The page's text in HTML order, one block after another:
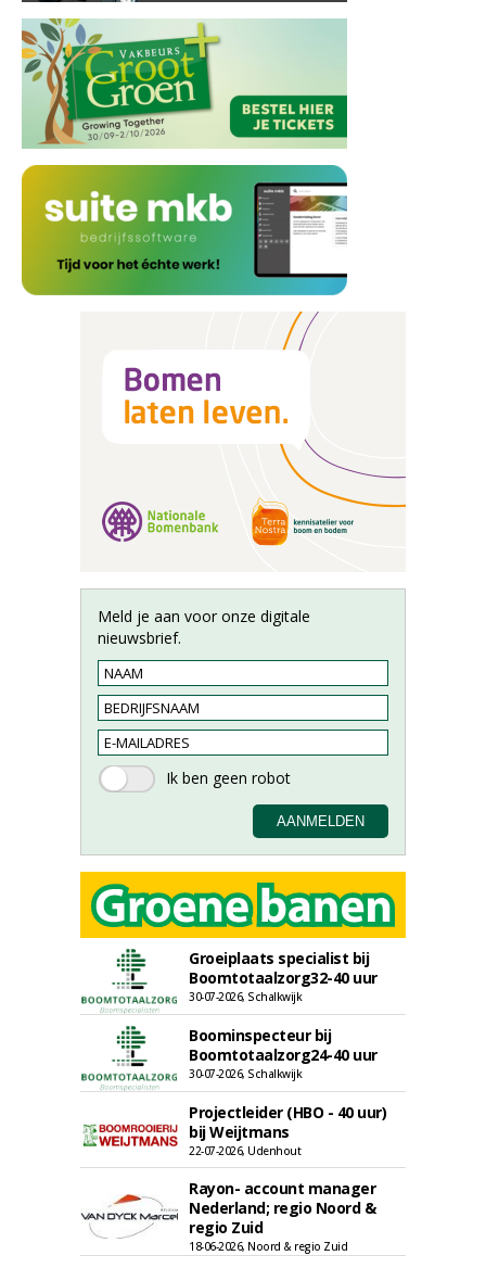
Meld je aan voor onze digitale
nieuwsbrief.
Groeiplaats specialist bij
Boomtotaalzorg32-40 uur
30-07-2026, Schalkwijk
Boominspecteur bij
Boomtotaalzorg24-40 uur
30-07-2026, Schalkwijk
Projectleider (HBO - 40 uur)
bij Weijtmans
22-07-2026, Udenhout
Rayon- account manager
Nederland; regio Noord &
regio Zuid
18-06-2026, Noord & regio Zuid